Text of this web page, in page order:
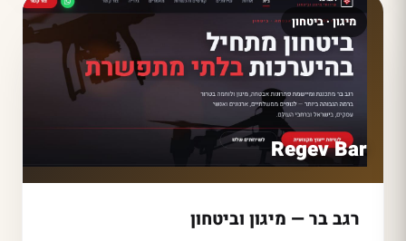
מיגון · ביטחון
Regev Bar
רגב בר — מיגון וביטחון